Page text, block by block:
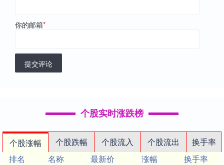
你的邮箱*
提交评论
个股实时涨跌榜
个股涨幅 个股跌幅 个股流入 个股流出
换手率
排名
名称 最新价 涨幅
换手率